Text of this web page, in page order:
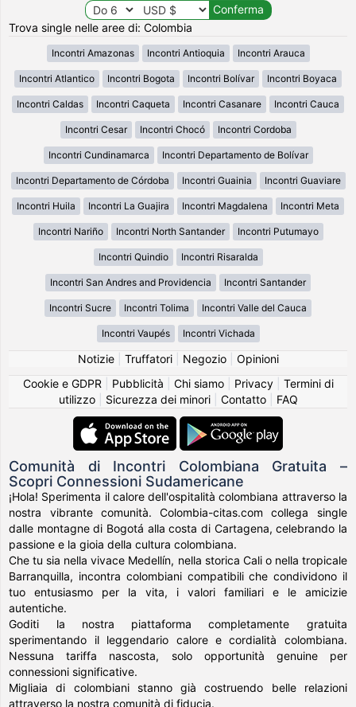
Trova single nelle aree di: Colombia
Incontri Amazonas Incontri Antioquia Incontri Arauca
Incontri Atlantico Incontri Bogota Incontri Bolívar Incontri Boyaca
Incontri Caldas Incontri Caqueta Incontri Casanare Incontri Cauca
Incontri Cesar Incontri Chocó Incontri Cordoba
Incontri Cundinamarca Incontri Departamento de Bolívar
Incontri Departamento de Córdoba Incontri Guainia Incontri Guaviare
Incontri Huila Incontri La Guajira Incontri Magdalena Incontri Meta
Incontri Nariño Incontri North Santander Incontri Putumayo
Incontri Quindio Incontri Risaralda
Incontri San Andres and Providencia Incontri Santander
Incontri Sucre Incontri Tolima Incontri Valle del Cauca
Incontri Vaupés Incontri Vichada
Notizie| Truffatori| Negozio| Opinioni
Cookie e GDPR
Pubblicità Chi siamo| Privacy| Termini di
utilizzo| Sicurezza dei minori| Contatto| FAQ
Comunità di Incontri Colombiana Gratuita –
Scopri Connessioni Sudamericane
¡Hola! Sperimenta il calore dell'ospitalità colombiana attraverso la
nostra vibrante comunità. Colombia-citas.com collega single
dalle montagne di Bogotá alla costa di Cartagena, celebrando la
passione e la gioia della cultura colombiana.
Che tu sia nella vivace Medellín, nella storica Cali o nella tropicale
Barranquilla, incontra colombiani compatibili che condividono il
tuo entusiasmo per la vita, i valori familiari e le amicizie
autentiche.
Goditi la nostra piattaforma completamente gratuita
sperimentando il leggendario calore e cordialità colombiana.
Nessuna tariffa nascosta, solo opportunità genuine per
connessioni significative.
Migliaia di colombiani stanno già costruendo belle relazioni
attraverso la nostra comunità di fiducia.